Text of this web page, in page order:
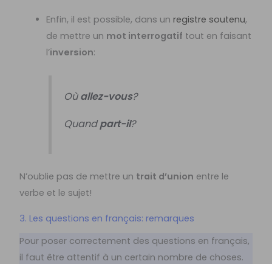
Enfin, il est possible, dans un registre soutenu,
de mettre un mot interrogatif tout en faisant
l’inversion:
Oùallez-vous?
Quandpart-il?
N’oublie pas de mettre un trait d’union entre le
verbe et le sujet!
3. Les questions en français: remarques
Pour poser correctement des questions en français,
il faut être attentif à un certain nombre de choses.